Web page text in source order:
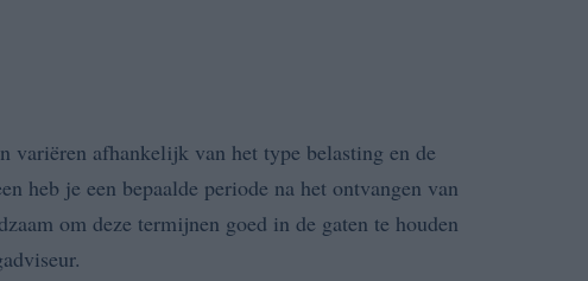
variëren afhankelijk van het type belasting en de
heb je een bepaalde periode na het ontvangen van
om deze termijnen goed in de gaten te houden